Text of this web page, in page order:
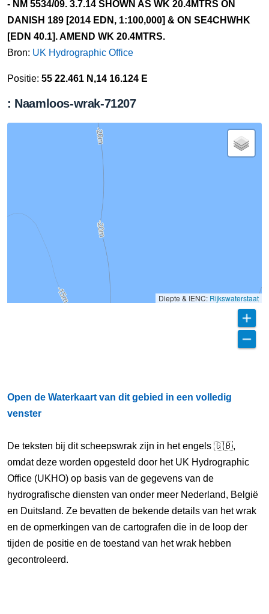
- NM 5534/09. 3.7.14 SHOWN AS WK 20.4MTRS ON
DANISH 189 [2014 EDN, 1:100,000] & ON SE4CHWHK
[EDN 40.1]. AMEND WK 20.4MTRS.
Bron: UK Hydrographic Office
Positie: 55 22.461 N,14 16.124 E
: Naamloos-wrak-71207
Diepte & IENC: Rijkswaterstaat
Open de Waterkaart van dit gebied in een volledig
venster
De teksten bij dit scheepswrak zijn in het engels 🇬🇧,
omdat deze worden opgesteld door het UK Hydrographic
Office (UKHO) op basis van de gegevens van de
hydrografische diensten van onder meer Nederland, België
en Duitsland. Ze bevatten de bekende details van het wrak
en de opmerkingen van de cartografen die in de loop der
tijden de positie en de toestand van het wrak hebben
gecontroleerd.